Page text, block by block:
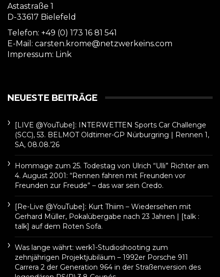
Astastraße 1
D-33617 Bielefeld
Telefon: +49 (0) 173 16 81 541
E-Mail: carsten.krome@netzwerkeins.com
Impressum: Link
NEUESTE BEITRÄGE
[LIVE @YouTube]: INTERWETTEN Sports Car Challenge
(SCC), 53. BELMOT Oldtimer-GP Nürburgring | Rennen 1,
SA, 08.08.’26
Hommage zum 25. Todestag von Ulrich “Ulli” Richter am
4. August 2001: “Rennen fahren mit Freunden vor
Freunden zur Freude” – das war sein Credo.
[Re-Live @YouTube]: Kurt Thiim – Wiedersehen mit
Gerhard Müller, Pokalübergabe nach 23 Jahren | [talk :
talk] auf dem Roten Sofa.
Was lange währt: werk1-Studioshooting zum
zehnjährigen Projektjubiläum – 1992er Porsche 911
Carrera 2 der Generation 964 in der Straßenversion des